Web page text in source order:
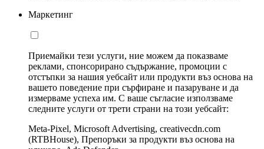
Маркетинг
Приемайки тези услуги, ние можем да показваме
реклами, спонсорирано съдържание, промоции с
отстъпки за нашия уебсайт или продукти въз основа на
вашето поведение при сърфиране и пазаруване и да
измерваме успеха им. С ваше съгласие използваме
следните услуги от трети страни на този уебсайт:
Meta-Pixel, Microsoft Advertising, creativecdn.com
(RTBHouse), Препоръки за продукти въз основа на